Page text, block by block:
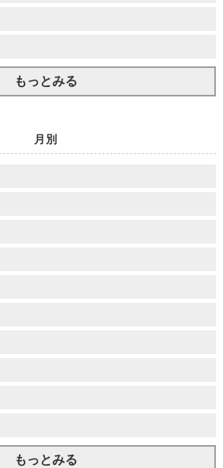
もっとみる
月別
もっとみる